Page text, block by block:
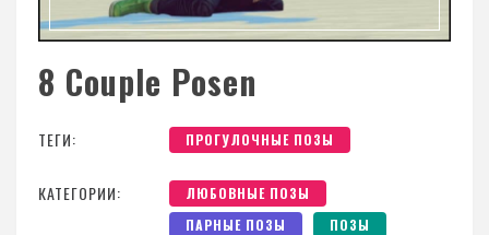
8 Couple Posen
ТЕГИ: ПРОГУЛОЧНЫЕ ПОЗЫ
КАТЕГОРИИ:
ЛЮБОВНЫЕ ПОЗЫ
ПАРНЫЕ ПОЗЫ
ПОЗЫ